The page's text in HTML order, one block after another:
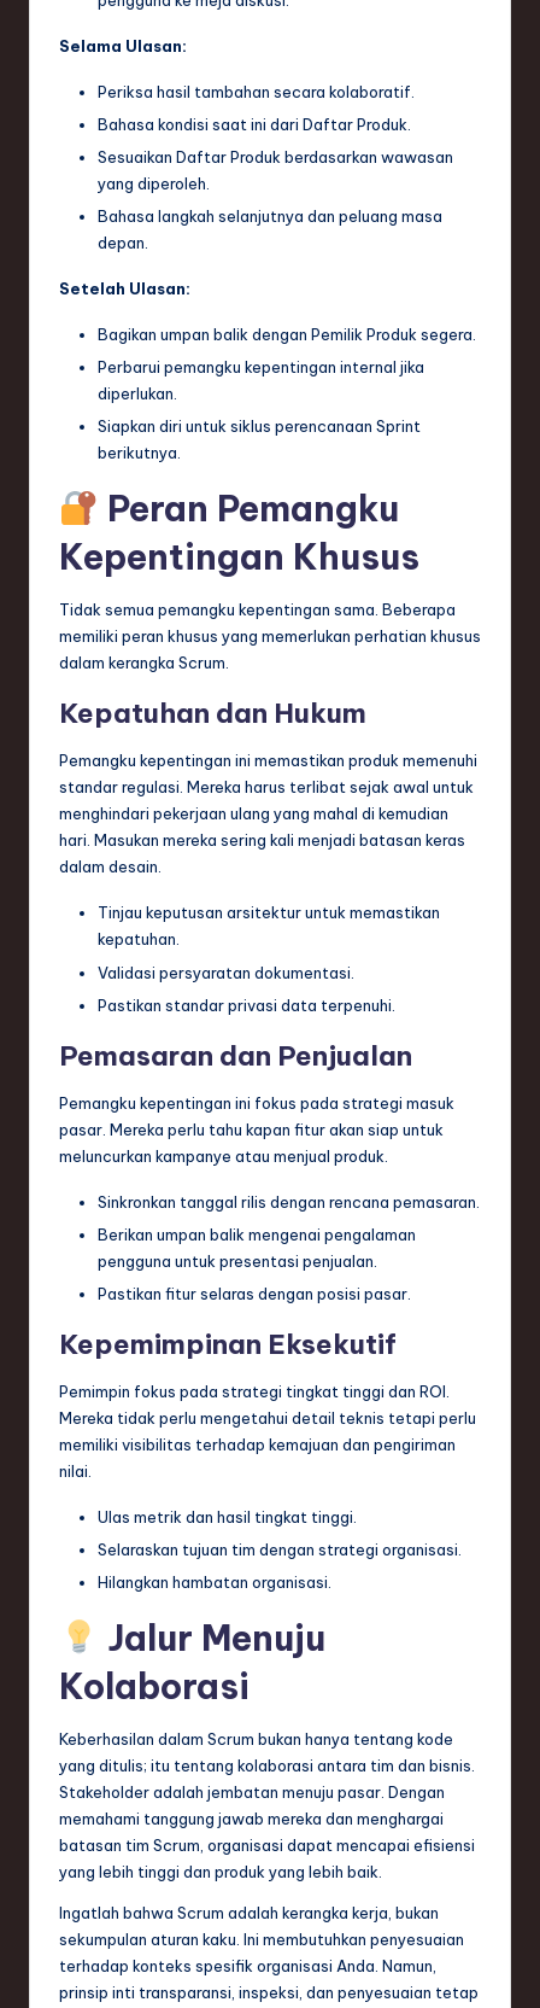
Selama Ulasan:
Periksa hasil tambahan secara kolaboratif.
Bahasa kondisi saat ini dari Daftar Produk.
Sesuaikan Daftar Produk berdasarkan wawasan
yang diperoleh.
Bahasa langkah selanjutnya dan peluang masa
depan.
Setelah Ulasan:
Bagikan umpan balik dengan Pemilik Produk segera.
Perbarui pemangku kepentingan internal jika
diperlukan.
Siapkan diri untuk siklus perencanaan Sprint
berikutnya.
Peran Pemangku
Kepentingan Khusus
Tidak semua pemangku kepentingan sama. Beberapa
memiliki peran khusus yang memerlukan perhatian khusus
dalam kerangka Scrum.
Kepatuhan dan Hukum
Pemangku kepentingan ini memastikan produk memenuhi
standar regulasi. Mereka harus terlibat sejak awal untuk
menghindari pekerjaan ulang yang mahal di kemudian
hari. Masukan mereka sering kali menjadi batasan keras
dalam desain.
Tinjau keputusan arsitektur untuk memastikan
kepatuhan.
Validasi persyaratan dokumentasi.
Pastikan standar privasi data terpenuhi.
Pemasaran dan Penjualan
Pemangku kepentingan ini fokus pada strategi masuk
pasar. Mereka perlu tahu kapan fitur akan siap untuk
meluncurkan kampanye atau menjual produk.
Sinkronkan tanggal rilis dengan rencana pemasaran.
Berikan umpan balik mengenai pengalaman
pengguna untuk presentasi penjualan.
Pastikan fitur selaras dengan posisi pasar.
Kepemimpinan Eksekutif
Pemimpin fokus pada strategi tingkat tinggi dan ROI.
Mereka tidak perlu mengetahui detail teknis tetapi perlu
memiliki visibilitas terhadap kemajuan dan pengiriman
nilai.
Ulas metrik dan hasil tingkat tinggi.
Selaraskan tujuan tim dengan strategi organisasi.
Hilangkan hambatan organisasi.
Jalur Menuju
Kolaborasi
Keberhasilan dalam Scrum bukan hanya tentang kode
yang ditulis; itu tentang kolaborasi antara tim dan bisnis.
Stakeholder adalah jembatan menuju pasar. Dengan
memahami tanggung jawab mereka dan menghargai
batasan tim Scrum, organisasi dapat mencapai efisiensi
yang lebih tinggi dan produk yang lebih baik.
Ingatlah bahwa Scrum adalah kerangka kerja, bukan
sekumpulan aturan kaku. Ini membutuhkan penyesuaian
terhadap konteks spesifik organisasi Anda. Namun,
prinsip inti transparansi, inspeksi, dan penyesuaian tetap